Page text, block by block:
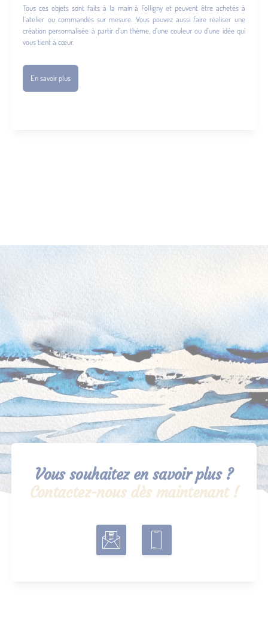
Tous ces objets sont faits à la main à Folligny et peuvent être achetés à
l’atelier ou commandés sur mesure. Vous pouvez aussi faire réaliser une
création personnalisée à partir d’un thème, d’une couleur ou d’une idée qui
vous tient à cœur.
En savoir plus
Vous souhaitez en savoir plus ?
Contactez-nous dès maintenant !